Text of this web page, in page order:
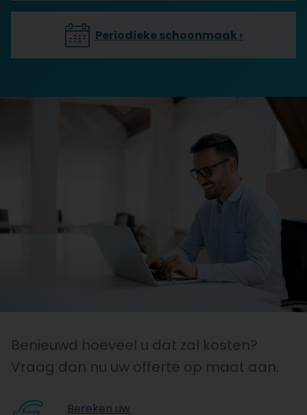
Periodieke schoonmaak ›
Benieuwd hoeveel u dat zal kosten?
Vraag dan nu uw offerte op maat aan.
Bereken uw